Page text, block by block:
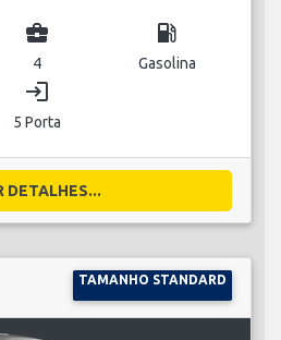
business_center
4
local_gas_station
Gasolina
login
5 Porta
DETALHES...
TAMANHO STANDARD